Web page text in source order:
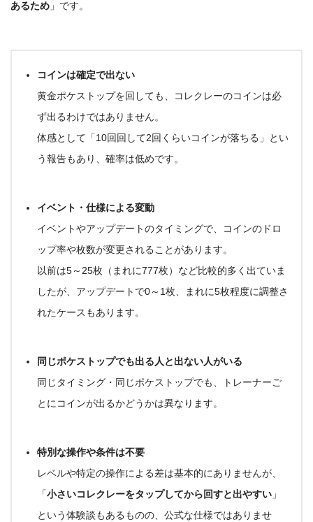
あるため 」です。
コインは確定で出ない
黄金ポケストップを回しても、コレクレーのコインは必
ず出るわけではありません。
体感として「10回回して2回くらいコインが落ちる」とい
う報告もあり、 確率は低めです。
イベント・仕様による変動
イベントやアップデートのタイミングで、コインのドロ
ップ率や枚数が変更されることがあります。
以前は5～25枚（まれに777枚）など比較的多く出ていま
したが、アップデートで0～1枚、まれに5枚程度に調整さ
れたケースもあります。
同じポケストップでも出る人と出ない人がいる
同じタイミング・同じポケストップでも、トレーナーご
とにコインが出るかどうかは異なります。
特別な操作や条件は不要
レベルや特定の操作による差は基本的にありませんが、
「小さいコレクレーをタップしてから回すと出やすい 」
という体験談もあるものの、公式な仕様ではありませ